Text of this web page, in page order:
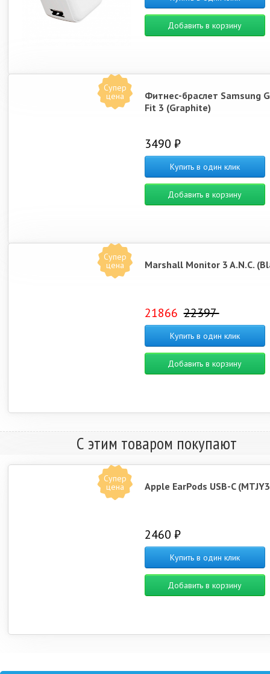
Добавить в корзину
Супер
цена
Фитнес-браслет Samsung
Fit 3 (Graphite)
3490 ₽
Купить в один клик
Добавить в корзину
Супер
цена Marshall Monitor 3 A.N.C.
21866 22397
Купить в один клик
Добавить в корзину
С этим товаром покупают
Супер
цена Apple EarPods USB-C
2460 ₽
Купить в один клик
Добавить в корзину